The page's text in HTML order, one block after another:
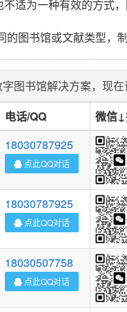
适为一种有效的方式
图书馆或文献类型，制
图书馆解决方案，现在
电话/QQ 微信
18030787925
点此QQ对话
18030787925
点此QQ对话
18030507758
点此QQ对话